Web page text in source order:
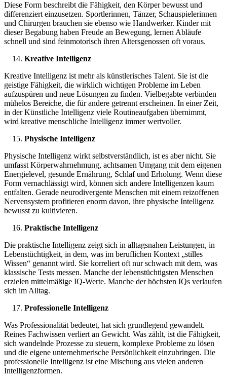
Diese Form beschreibt die Fähigkeit, den Körper bewusst und
differenziert einzusetzen. Sportlerinnen, Tänzer, Schauspielerinnen
und Chirurgen brauchen sie ebenso wie Handwerker. Kinder mit
dieser Begabung haben Freude an Bewegung, lernen Abläufe
schnell und sind feinmotorisch ihren Altersgenossen oft voraus.
Kreative Intelligenz
Kreative Intelligenz ist mehr als künstlerisches Talent. Sie ist die
geistige Fähigkeit, die wirklich wichtigen Probleme im Leben
aufzuspüren und neue Lösungen zu finden. Vielbegabte verbinden
mühelos Bereiche, die für andere getrennt erscheinen. In einer Zeit,
in der Künstliche Intelligenz viele Routineaufgaben übernimmt,
wird kreative menschliche Intelligenz immer wertvoller.
Physische Intelligenz
Physische Intelligenz wirkt selbstverständlich, ist es aber nicht. Sie
umfasst Körperwahrnehmung, achtsamen Umgang mit dem eigenen
Energielevel, gesunde Ernährung, Schlaf und Erholung. Wenn diese
Form vernachlässigt wird, können sich andere Intelligenzen kaum
entfalten. Gerade neurodivergente Menschen mit einem reizoffenen
Nervensystem profitieren enorm davon, ihre physische Intelligenz
bewusst zu kultivieren.
Praktische Intelligenz
Die praktische Intelligenz zeigt sich in alltagsnahen Leistungen, in
Lebenstüchtigkeit, in dem, was im beruflichen Kontext „stilles
Wissen“ genannt wird. Sie korreliert oft nur schwach mit dem, was
klassische Tests messen. Manche der lebenstüchtigsten Menschen
erzielen mittelmäßige IQ-Werte. Manche der höchsten IQs verlaufen
sich im Alltag.
Professionelle Intelligenz
Was Professionalität bedeutet, hat sich grundlegend gewandelt.
Reines Fachwissen verliert an Gewicht. Was zählt, ist die Fähigkeit,
sich wandelnde Prozesse zu steuern, komplexe Probleme zu lösen
und die eigene unternehmerische Persönlichkeit einzubringen. Die
professionelle Intelligenz ist eine Mischung aus vielen anderen
Intelligenzformen.